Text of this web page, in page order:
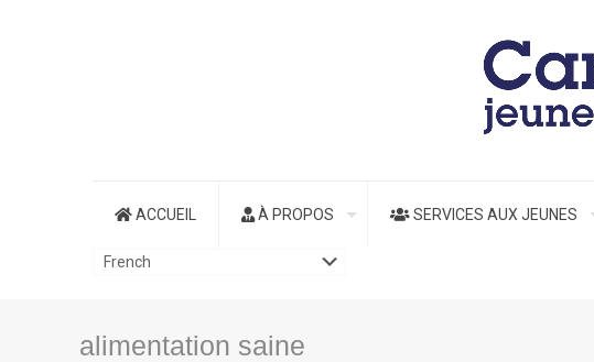
ACCUEIL À PROPOS SERVICES AUX JEUNES
alimentation saine